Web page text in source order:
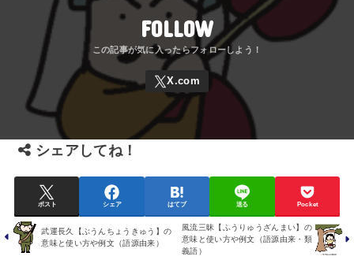
FOLLOW
シェアしてね！
ポスト シェア はてブ 送る Pocket
武運長久【ぶうんちょうきゅう】の
意味と使い方や例文（語源由来）
風流三昧【ふうりゅうざんまい】の
意味と使い方や例文（語源由来・類
義語）